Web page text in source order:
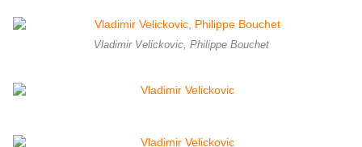
Vladimir Velickovic, Philippe Bouchet